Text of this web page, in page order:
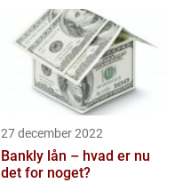
27 december 2022
Bankly lån – hvad er nu
det for noget?